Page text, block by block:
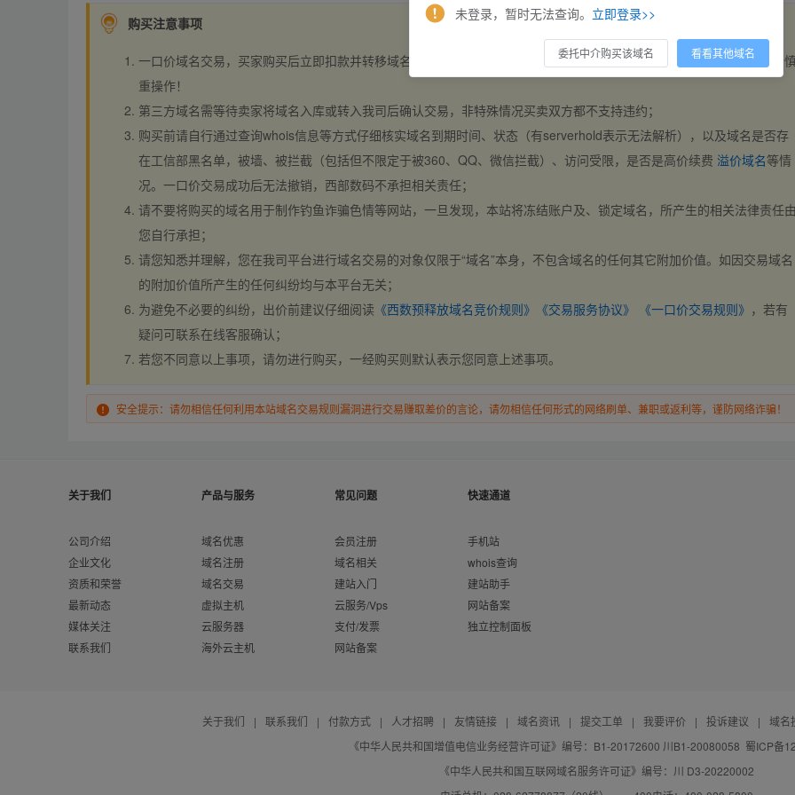
购买注意事项
一口价域名交易，买家购买后立即扣款并转移域名，交易自动完成。买卖双方都不支持违约，一旦出价不支持撤销，请
重操作！
第三方域名需等待卖家将域名入库或转入我司后确认交易，非特殊情况买卖双方都不支持违约；
购买前请自行通过查询whois信息等方式仔细核实域名到期时间、状态（有serverhold表示无法解析），以及域名是否存
在工信部黑名单，被墙、被拦截（包括但不限定于被360、QQ、微信拦截）、访问受限，是否是高价续费 溢价域名等情
况。一口价交易成功后无法撤销，西部数码不承担相关责任；
请不要将购买的域名用于制作钓鱼诈骗色情等网站，一旦发现，本站将冻结账户及、锁定域名，所产生的相关法律责任
您自行承担；
请您知悉并理解，您在我司平台进行域名交易的对象仅限于“域名”本身，不包含域名的任何其它附加价值。如因交易域名
的附加价值所产生的任何纠纷均与本平台无关；
为避免不必要的纠纷，出价前建议仔细阅读 《西数预释放域名竞价规则》 《交易服务协议》 《一口价交易规则》 ，若有
疑问可联系在线客服确认；
若您不同意以上事项，请勿进行购买，一经购买则默认表示您同意上述事项。
安全提示：请勿相信任何利用本站域名交易规则漏洞进行交易赚取差价的言论，请勿相信任何形式的网络刷单、兼职或返利等，谨防网络诈骗！
关于我们
公司介绍
企业文化
资质和荣誉
最新动态
媒体关注
联系我们
产品与服务
域名优惠
域名注册
域名交易
虚拟主机
云服务器
海外云主机
常见问题
会员注册
域名相关
建站入门
云服务/Vps
支付/发票
网站备案
快速通道
手机站
whois查询
建站助手
网站备案
独立控制面板
关于我们 | 联系我们 | 付款方式 | 人才招聘 | 友情链接 | 域名资讯 | 提交工单 | 我要评价 | 投诉建议 |
域名
《中华人民共和国增值电信业务经营许可证》编号：B1-20172600 川B1-20080058 蜀ICP备
《中华人民共和国互联网域名服务许可证》编号：川 D3-20220002
未登录，暂时无法查询。 立即登录>>
委托中介购买该域名 看看其他域名